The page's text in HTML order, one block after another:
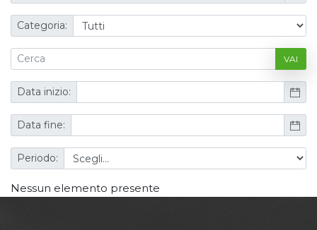
Categoria:
VAI
Data inizio:
Data fine:
Periodo:
Nessun elemento presente